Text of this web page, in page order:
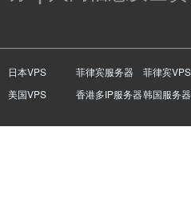
日本VPS 菲律宾服务器
菲律宾VPS
美国VPS 香港多IP服务器韩国服务器